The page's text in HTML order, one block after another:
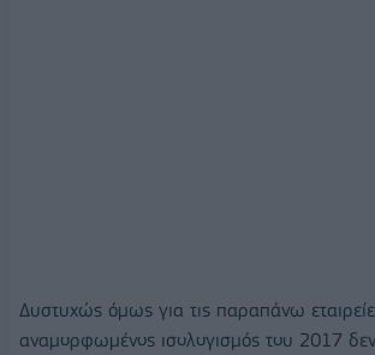
Δυστυχώς όμως για τις παραπάνω
αναμορφωμένος ισολογισμός του 2017